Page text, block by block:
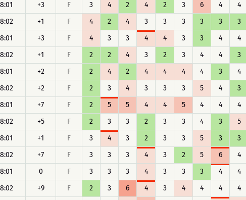
+3 F 3 4 2 4 2 3 6 4 4
+1 F 4 2 4 3 3 3 3 3 3
+3 F 4 3 3 4 4 3 3 4 4
+1 F 2 2 4 3 2 3 4 4 3
+2 F 2 4 2 4 4 4 4 3 4
+2 F 2 3 4 3 3 3 5 4 3
+7 F 2 5 5 4 4 5 4 4 4
+5 F 2 3 3 2 3 3 4 3 5
+1 F 3 4 3 2 3 3 5 3 3
+7 F 3 3 3 4 3 2 5 6 4
0 F 3 3 3 4 3 3 3 4 4
+9 F 2 3 6 4 3 4 4 4 4